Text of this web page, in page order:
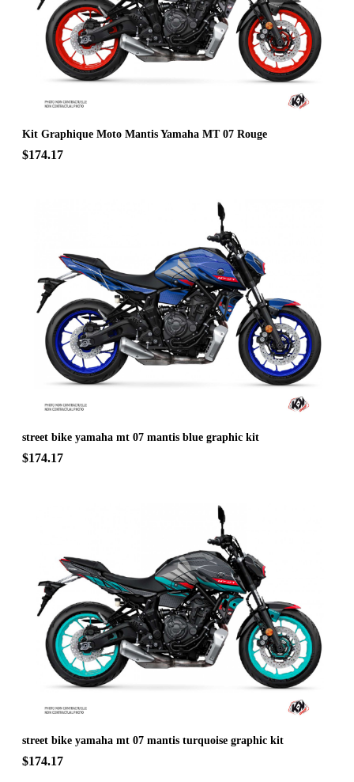
Kit Graphique Moto Mantis Yamaha MT 07 Rouge
$174.17
street bike yamaha mt 07 mantis blue graphic kit
$174.17
street bike yamaha mt 07 mantis turquoise graphic kit
$174.17